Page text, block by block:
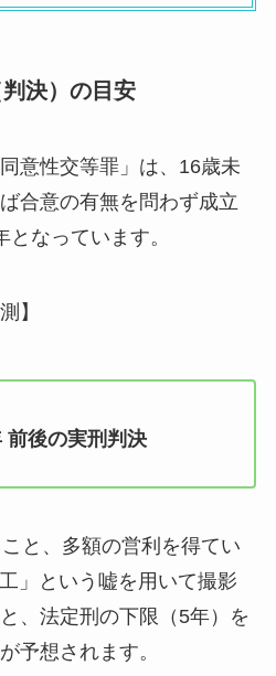
決）の目安
意性交等罪」は、16歳未
合意の有無を問わず成立
なっています。
】
前後の実刑判決
と、多額の営利を得てい
」という嘘を用いて撮影
、法定刑の下限（5年）を
予想されます。